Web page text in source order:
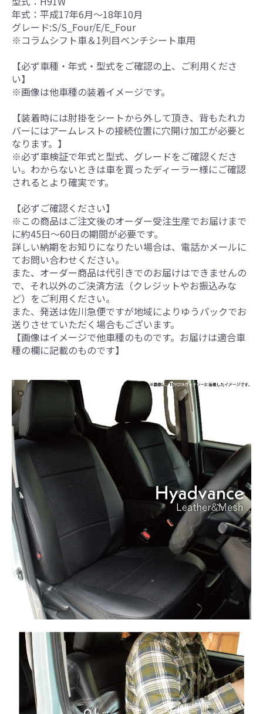
年式：平成17年6月～18年10月
グレード:S/S_Four/E/E_Four
※コラムシフト車＆1列目ベンチシート車用
【必ず車種・年式・型式をご確認の上、ご利用くださ
い】
※画像は他車種の装着イメージです。
【装着時には肘掛をシートから外して頂き、背もたれカ
バーにはアームレストの接続位置に穴開け加工が必要と
なります。】
※必ず車検証で年式と型式、グレードをご確認くださ
い。わからないときは車を買ったディーラー様にご確認
されるとより確実です。
【必ずご確認ください】
※この商品はご注文後のオーダー受注生産でお届けまで
に約45日～60日の期間が必要です。
詳しい納期をお知りになりたい場合は、電話かメールに
てお問い合わせください。
また、オーダー商品は代引きでのお届けはできませんの
で、それ以外のご決済方法（クレジットやお振込みな
ど）をご利用ください。
また、発送は佐川急便ですが地域によりゆうパックでお
送りさせていただく場合もございます。
【画像はイメージで他車種のものです。お届けは適合車
種の欄に記載のものです】